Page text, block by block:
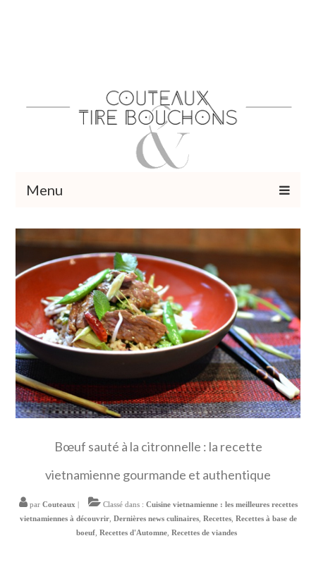
Menu
Recettes
Vins et cocktails
Restaurants – Sorties
Food Trotter
Bœuf sauté à la citronnelle : la recette
vietnamienne gourmande et authentique
par Couteaux | Classé dans : Cuisine vietnamienne : les meilleures recettes
vietnamiennes à découvrir, Dernières news culinaires, Recettes, Recettes à base de
boeuf, Recettes d'Automne, Recettes de viandes